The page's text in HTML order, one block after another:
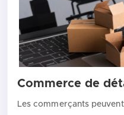
Commerce de
Les commerçants